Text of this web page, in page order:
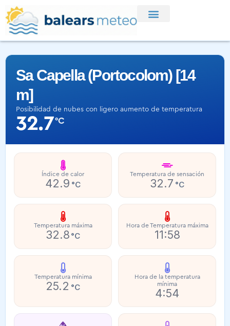
Sa Capella (Portocolom) [14
m]
Posibilidad de nubes con ligero aumento de temperatura
32.7°C
Índice de calor
42.9 °C
Temperatura de sensación
32.7 °C
Temperatura máxima
32.8 °C
Hora de Temperatura máxima
11:58
Temperatura mínima
25.2 °C
Hora de la temperatura
mínima
4:54